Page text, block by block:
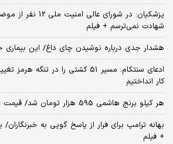
پزشکیان: در شورای
شهادت نمی‌ترسم + فیلم
هشدار جدی درباره نوشیدن چای داغ/ این
ادعای سنتکام: مسیر 51 کشتی را در
کار انداختیم
هر کیلو برنج هاشمی 595 هزار تومان شد/ قیمت جدید برنج در بازار
بهانه ترامپ برای فرار از پاسخ گویی به
+ فیلم